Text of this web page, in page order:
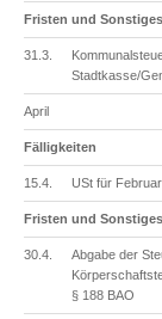
Fristen und Sonstiges
31.3.
Stadtkasse/
April
Fälligkeiten
15.4. USt für
Fristen und Sonstiges
30.4.
Abgabe der
§ 188 BAO